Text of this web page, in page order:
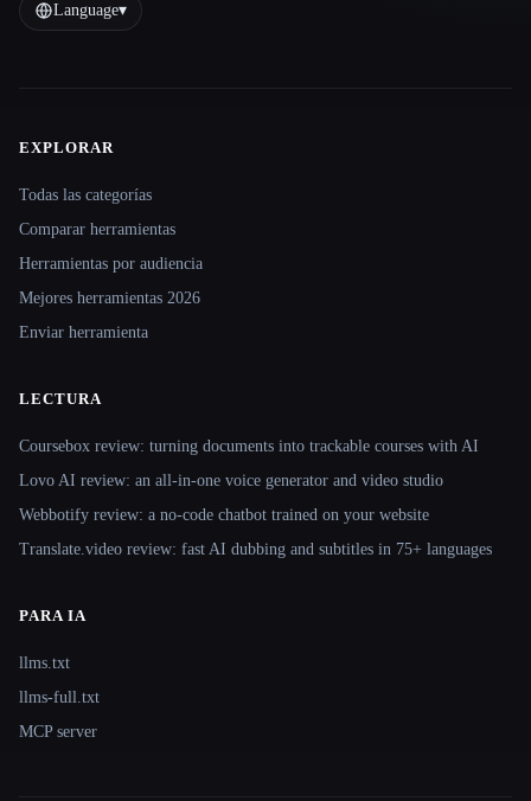
Language▾
Site navigation
EXPLORAR
Todas las categorías
Comparar herramientas
Herramientas por audiencia
Mejores herramientas 2026
Enviar herramienta
LECTURA
Coursebox review: turning documents into trackable courses with AI
Lovo AI review: an all-in-one voice generator and video studio
Webbotify review: a no-code chatbot trained on your website
Translate.video review: fast AI dubbing and subtitles in 75+ languages
PARA IA
llms.txt
llms-full.txt
MCP server